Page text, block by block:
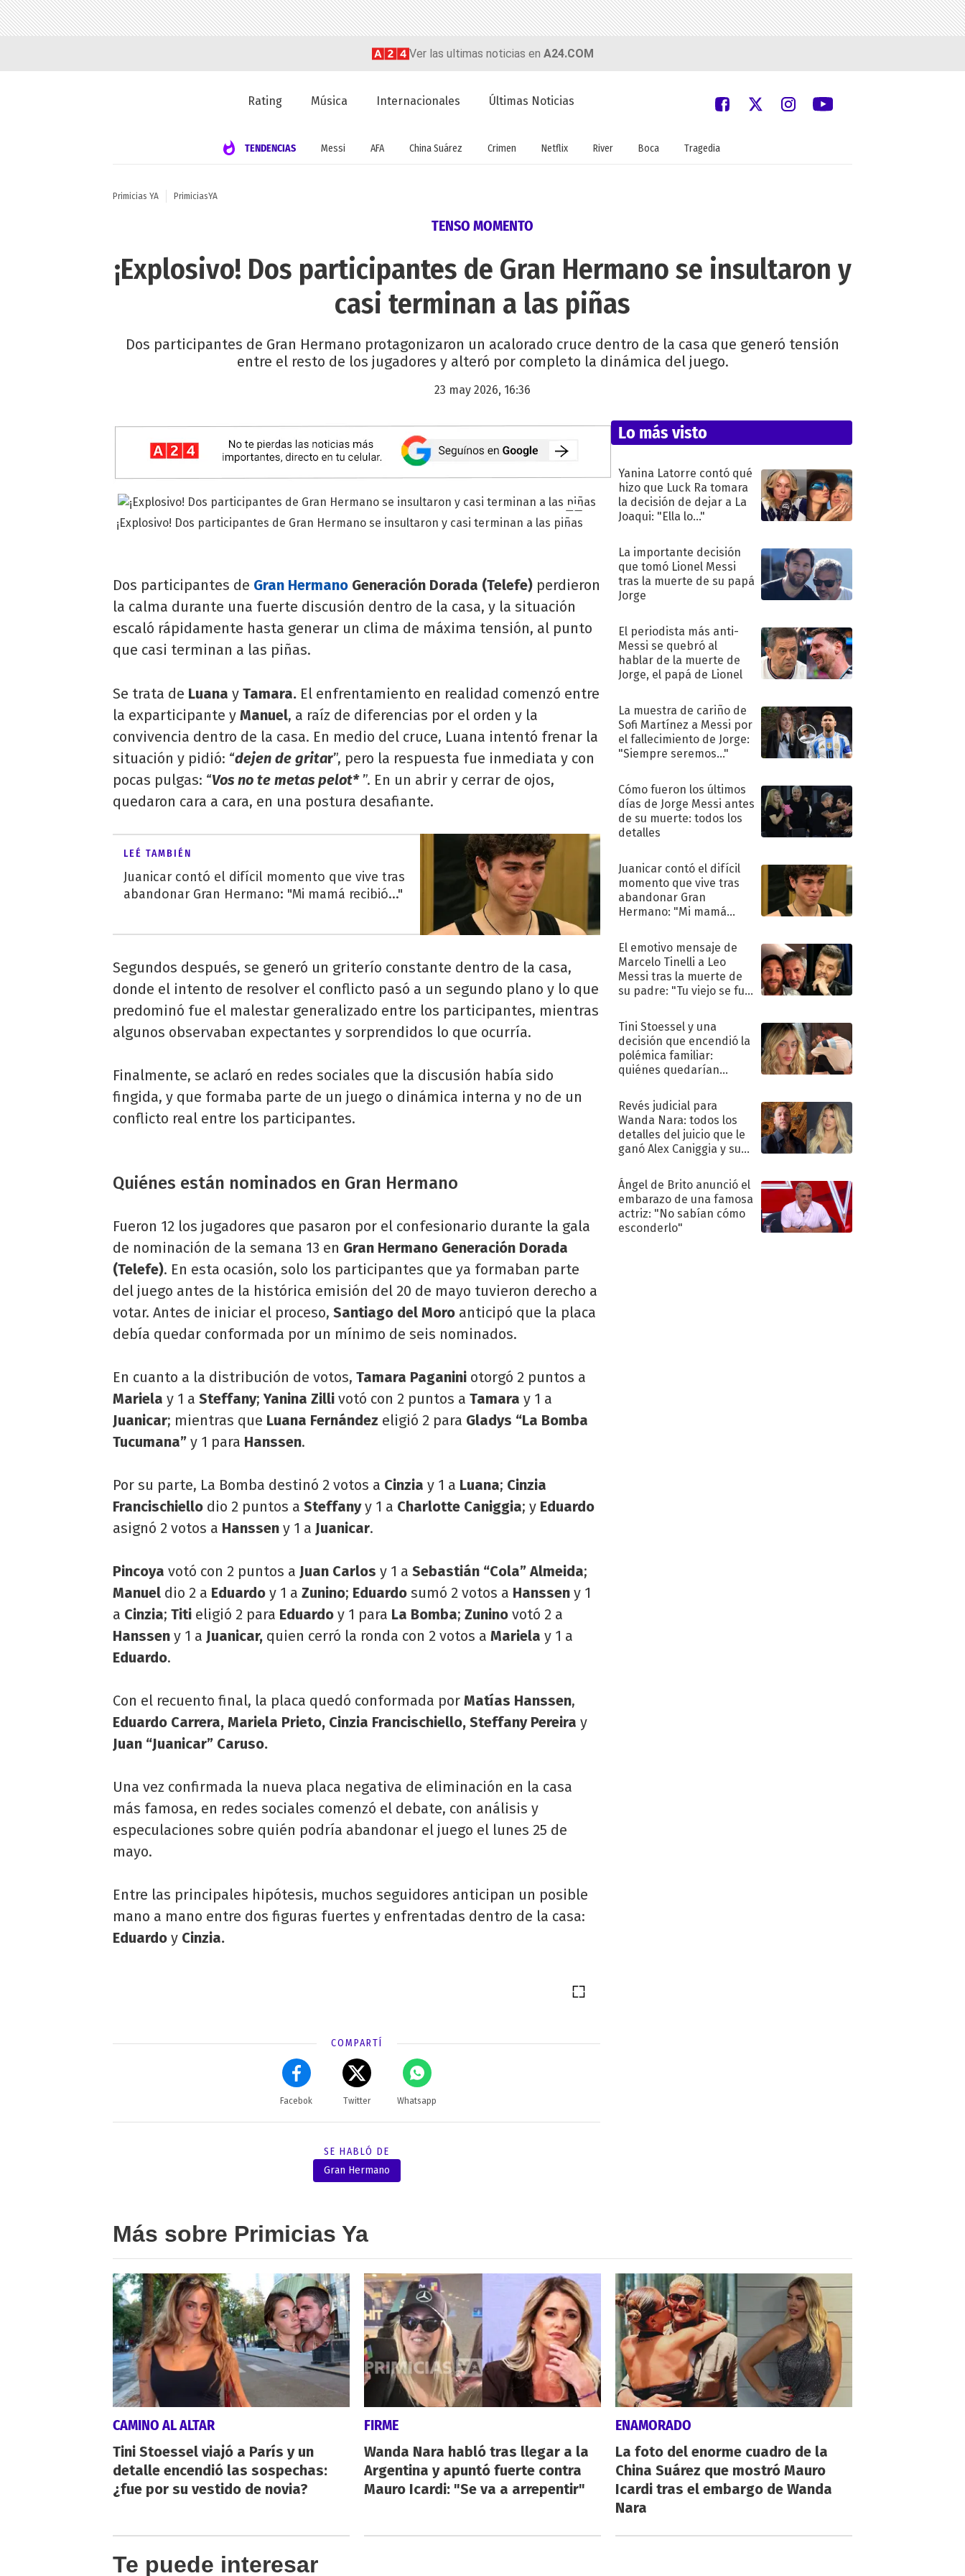
Ver las ultimas noticias en A24.COM
Rating Música Internacionales Últimas Noticias
TENDENCIAS Messi AFA China Suárez Crimen Netflix River Boca Tragedia
Primicias YA PrimiciasYA
TENSO MOMENTO
¡Explosivo! Dos participantes de Gran Hermano se insultaron y
casi terminan a las piñas
Dos participantes de Gran Hermano protagonizaron un acalorado cruce dentro de la casa que generó tensión
entre el resto de los jugadores y alteró por completo la dinámica del juego.
23 may 2026, 16:36
¡Explosivo! Dos participantes de Gran Hermano se insultaron y casi terminan a las piñas
Dos participantes de Gran Hermano Generación Dorada (Telefe) perdieron
la calma durante una fuerte discusión dentro de la casa, y la situación
escaló rápidamente hasta generar un clima de máxima tensión, al punto
que casi terminan a las piñas.
Se trata de Luana y Tamara. El enfrentamiento en realidad comenzó entre
la exparticipante y Manuel, a raíz de diferencias por el orden y la
convivencia dentro de la casa. En medio del cruce, Luana intentó frenar la
situación y pidió: “dejen de gritar”, pero la respuesta fue inmediata y con
pocas pulgas: “Vos no te metas pelot*”. En un abrir y cerrar de ojos,
quedaron cara a cara, en una postura desafiante.
LEÉ TAMBIÉN
Juanicar contó el difícil momento que vive tras
abandonar Gran Hermano: "Mi mamá recibió..."
Segundos después, se generó un griterío constante dentro de la casa,
donde el intento de resolver el conflicto pasó a un segundo plano y lo que
predominó fue el malestar generalizado entre los participantes, mientras
algunos observaban expectantes y sorprendidos lo que ocurría.
Finalmente, se aclaró en redes sociales que la discusión había sido
fingida, y que formaba parte de un juego o dinámica interna y no de un
conflicto real entre los participantes.
Quiénes están nominados en Gran Hermano
Fueron 12 los jugadores que pasaron por el confesionario durante la gala
de nominación de la semana 13 en Gran Hermano Generación Dorada
(Telefe). En esta ocasión, solo los participantes que ya formaban parte
del juego antes de la histórica emisión del 20 de mayo tuvieron derecho a
votar. Antes de iniciar el proceso, Santiago del Moro anticipó que la placa
debía quedar conformada por un mínimo de seis nominados.
En cuanto a la distribución de votos, Tamara Paganini otorgó 2 puntos a
Mariela y 1 a Steffany;Yanina Zilli votó con 2 puntos a Tamara y 1 a
Juanicar; mientras que Luana Fernández eligió 2 para Gladys “La Bomba
Tucumana” y 1 para Hanssen.
Por su parte, La Bomba destinó 2 votos a Cinzia y 1 a Luana; Cinzia
Francischiello dio 2 puntos a Steffanyy 1 a Charlotte Caniggia; y Eduardo
asignó 2 votos a Hanssen y 1 a Juanicar.
Pincoya votó con 2 puntos a Juan Carlos y 1 a Sebastián “Cola” Almeida;
Manuel dio 2 a Eduardo y 1 a Zunino; Eduardo sumó 2 votos a Hanssen y 1
a Cinzia; Titi eligió 2 para Eduardo y 1 para La Bomba; Zunino votó 2 a
Hanssen y 1 a Juanicar, quien cerró la ronda con 2 votos a Mariela y 1 a
Eduardo.
Con el recuento final, la placa quedó conformada por Matías Hanssen,
Eduardo Carrera, Mariela Prieto, Cinzia Francischiello, Steffany Pereira y
Juan “Juanicar” Caruso.
Una vez confirmada la nueva placa negativa de eliminación en la casa
más famosa, en redes sociales comenzó el debate, con análisis y
especulaciones sobre quién podría abandonar el juego el lunes 25 de
mayo.
Entre las principales hipótesis, muchos seguidores anticipan un posible
mano a mano entre dos figuras fuertes y enfrentadas dentro de la casa:
Eduardo y Cinzia.
COMPARTÍ
Facebok Twitter Whatsapp
SE HABLÓ DE
Gran Hermano
Lo más visto
Yanina Latorre contó qué
hizo que Luck Ra tomara
la decisión de dejar a La
Joaqui: "Ella lo..."
La importante decisión
que tomó Lionel Messi
tras la muerte de su papá
Jorge
El periodista más anti-
Messi se quebró al
hablar de la muerte de
Jorge, el papá de Lionel
La muestra de cariño de
Sofi Martínez a Messi por
el fallecimiento de Jorge:
"Siempre seremos..."
Cómo fueron los últimos
días de Jorge Messi antes
de su muerte: todos los
detalles
Juanicar contó el difícil
momento que vive tras
abandonar Gran
Hermano: "Mi mamá
El emotivo mensaje de
Marcelo Tinelli a Leo
Messi tras la muerte de
su padre: "Tu viejo se fue
Tini Stoessel y una
decisión que encendió la
polémica familiar:
quiénes quedarían
Revés judicial para
Wanda Nara: todos los
detalles del juicio que le
ganó Alex Caniggia y sus
Ángel de Brito anunció el
embarazo de una famosa
actriz: "No sabían cómo
esconderlo"
Más sobre Primicias Ya
CAMINO AL ALTAR
Tini Stoessel viajó a París y un
detalle encendió las sospechas:
¿fue por su vestido de novia?
FIRME
Wanda Nara habló tras llegar a la
Argentina y apuntó fuerte contra
Mauro Icardi: "Se va a arrepentir"
ENAMORADO
La foto del enorme cuadro de la
China Suárez que mostró Mauro
Icardi tras el embargo de Wanda
Nara
Te puede interesar